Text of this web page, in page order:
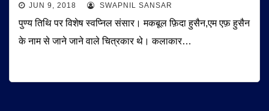
JUN 9, 2018 SWAPNIL SANSAR
पुण्य तिथि पर विशेष स्वप्निल संसार। मकबूल फ़िदा हुसैन,एम एफ़ हुसैन
के नाम से जाने जाने वाले चित्रकार थे। कलाकार…